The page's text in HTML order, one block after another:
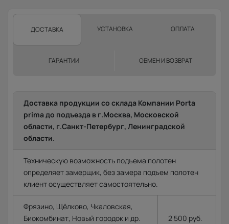
ДОСТАВКА УСТАНОВКА ОПЛАТА
ГАРАНТИИ ОБМЕН И ВОЗВРАТ
Доставка продукции со склада Компании Porta
prima до подъезда в г.Москва, Московской
области, г.Санкт-Петербург, Ленинградской
области.
Техническую возможность подъема полотен
определяет замерщик, без замера подъем полотен
клиент осуществляет самостоятельно.
Фрязино, Щёлково, Чкаловская,
Биокомбинат, Новый городок и др.
2 500 руб.